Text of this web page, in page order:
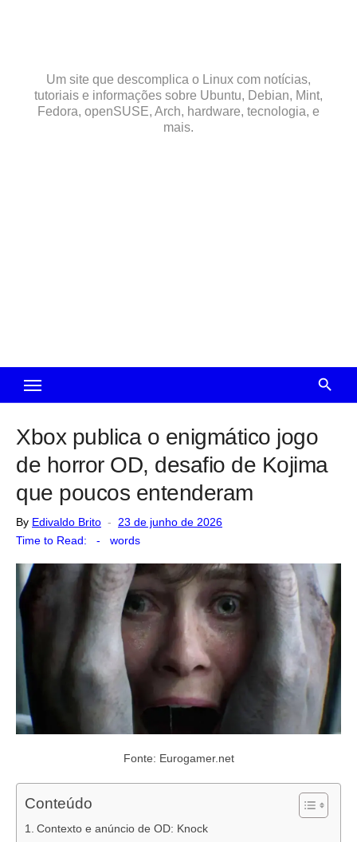
Um site que descomplica o Linux com notícias,
tutoriais e informações sobre Ubuntu, Debian, Mint,
Fedora, openSUSE, Arch, hardware, tecnologia, e
mais.
Xbox publica o enigmático jogo
de horror OD, desafio de Kojima
que poucos entenderam
By Edivaldo Brito
Posted
23 de junho de 2026
Time to Read:
- words
Fonte: Eurogamer.net
Conteúdo
Contexto e anúncio de OD: Knock